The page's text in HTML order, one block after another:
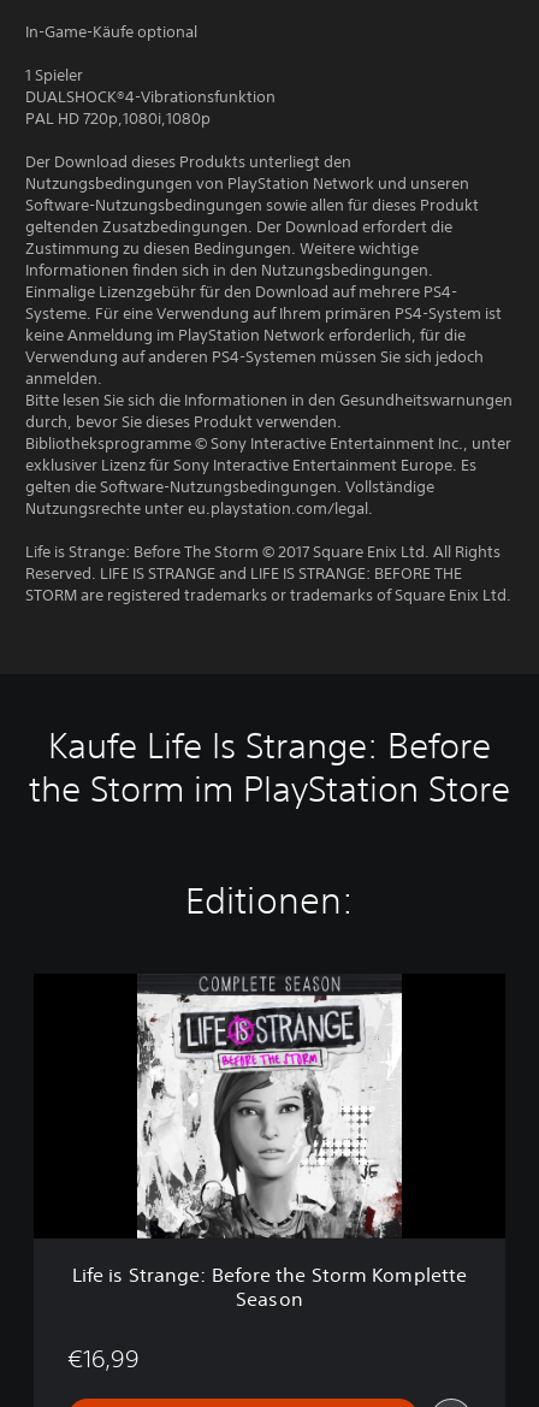
In-Game-Käufe optional
1 Spieler
DUALSHOCK®4-Vibrationsfunktion
PAL HD 720p,1080i,1080p
Der Download dieses Produkts unterliegt den
Nutzungsbedingungen von PlayStation Network und unseren
Software-Nutzungsbedingungen sowie allen für dieses Produkt
geltenden Zusatzbedingungen. Der Download erfordert die
Zustimmung zu diesen Bedingungen. Weitere wichtige
Informationen finden sich in den Nutzungsbedingungen.
Einmalige Lizenzgebühr für den Download auf mehrere PS4-
Systeme. Für eine Verwendung auf Ihrem primären PS4-System ist
keine Anmeldung im PlayStation Network erforderlich, für die
Verwendung auf anderen PS4-Systemen müssen Sie sich jedoch
anmelden.
Bitte lesen Sie sich die Informationen in den Gesundheitswarnungen
durch, bevor Sie dieses Produkt verwenden.
Bibliotheksprogramme © Sony Interactive Entertainment Inc., unter
exklusiver Lizenz für Sony Interactive Entertainment Europe. Es
gelten die Software-Nutzungsbedingungen. Vollständige
Nutzungsrechte unter eu.playstation.com/legal.
Life is Strange: Before The Storm © 2017 Square Enix Ltd. All Rights
Reserved. LIFE IS STRANGE and LIFE IS STRANGE: BEFORE THE
STORM are registered trademarks or trademarks of Square Enix Ltd.
Kaufe Life Is Strange: Before
the Storm im PlayStation Store
Editionen:
g
Life is Strange: Before the Storm Komplette
Season
€16,99